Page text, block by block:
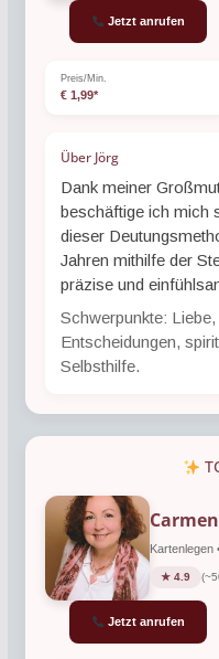
Jetzt anrufen
Preis/Min.
€ 1,99*
Über Jörg
Dank meiner
beschäftige ich mich
dieser
Jahren mithilfe der
präzise und
Schwerpunkte:
Entscheidungen,
Selbsthilfe.
Kartenlegen
★ 4.9
Jetzt anrufen